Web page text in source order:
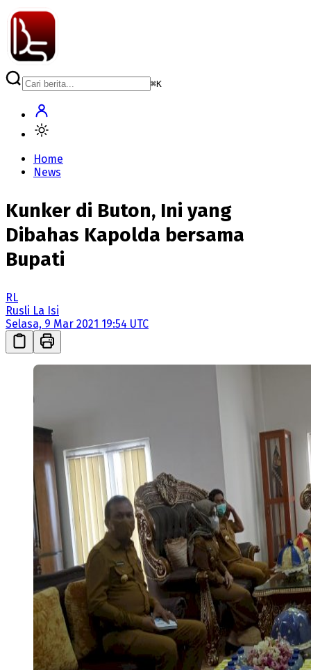
⌘K
Home
News
Kunker di Buton, Ini yang
Dibahas Kapolda bersama
Bupati
RL
Rusli La Isi
Selasa, 9 Mar 2021 19:54 UTC